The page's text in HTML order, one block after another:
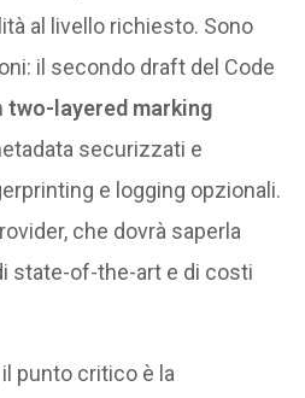
al livello richiesto. Sono
il secondo draft del Code
two-layered marking
securizzati e
e logging opzionali.
che dovrà saperla
state-of-the-art e di costi
punto critico è la